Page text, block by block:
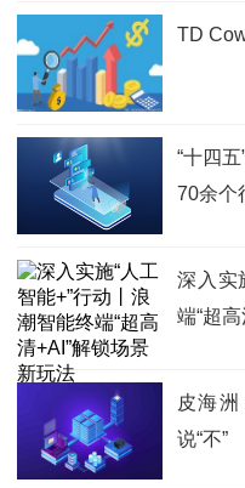
TD
“十四
70余个
深入实
端“超
皮海
说“不”